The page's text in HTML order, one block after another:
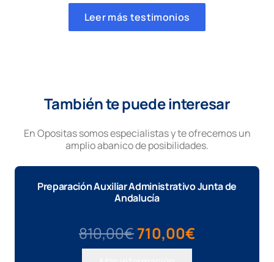
Leer más testimonios
También te puede interesar
En Opositas somos especialistas y te ofrecemos un
amplio abanico de posibilidades.
Preparación Auxiliar Administrativo Junta de
Andalucía
810,00€El
precio
710,00€El